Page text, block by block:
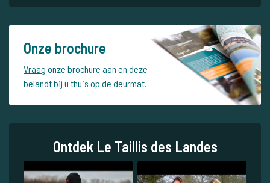
Onze brochure
Vraag onze brochure aan en deze
belandt bij u thuis op de deurmat.
Ontdek Le Taillis des Landes